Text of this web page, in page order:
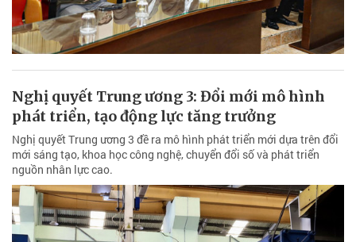
Nghị quyết Trung ương 3: Đổi mới mô hình
phát triển, tạo động lực tăng trưởng
Nghị quyết Trung ương 3 đề ra mô hình phát triển mới dựa trên đổi
mới sáng tạo, khoa học công nghệ, chuyển đổi số và phát triển
nguồn nhân lực cao.